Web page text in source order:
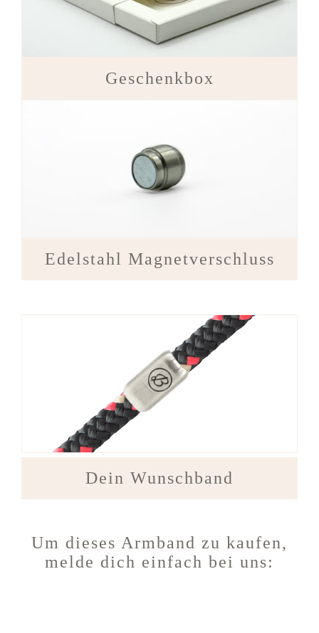
Geschenkbox
Edelstahl Magnetverschluss
Dein Wunschband
Um dieses Armband zu kaufen,
melde dich einfach bei uns: